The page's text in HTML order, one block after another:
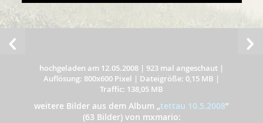
hochgeladen am 12.05.2008 | 923 mal angeschaut |
Auflösung: 800x600 Pixel | Dateigröße: 0,15 MB |
Traffic: 138,05 MB
weitere Bilder aus dem Album „tettau 10.5.2008”
(63 Bilder) von mxmario: